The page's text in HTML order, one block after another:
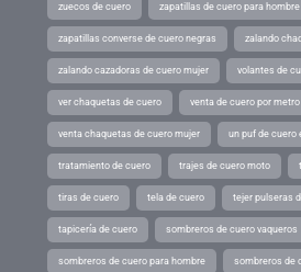
zuecos de cuero zapatillas de cuero para hombre
zapatillas converse de cuero negras zalando
zalando cazadoras de cuero mujer volantes de
ver chaquetas de cuero venta de cuero por metro
venta chaquetas de cuero mujer un puf de cuero
tratamiento de cuero trajes de cuero moto
tiras de cuero tela de cuero tejer pulseras
tapicería de cuero sombreros de cuero vaqueros
sombreros de cuero para hombre sombreros de